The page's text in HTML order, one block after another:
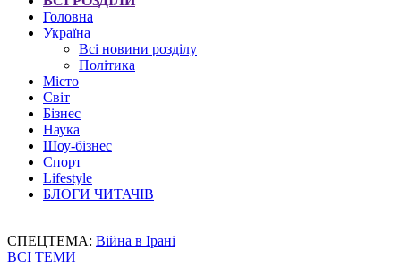
Головна
Україна
Всі новини розділу
Політика
Місто
Світ
Бізнес
Наука
Шоу-бізнес
Спорт
Lifestyle
БЛОГИ ЧИТАЧІВ
СПЕЦТЕМА: Війна в Ірані
ВСІ ТЕМИ